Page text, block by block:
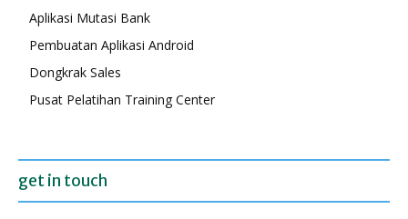
Aplikasi Mutasi Bank
Pembuatan Aplikasi Android
Dongkrak Sales
Pusat Pelatihan Training Center
get in touch